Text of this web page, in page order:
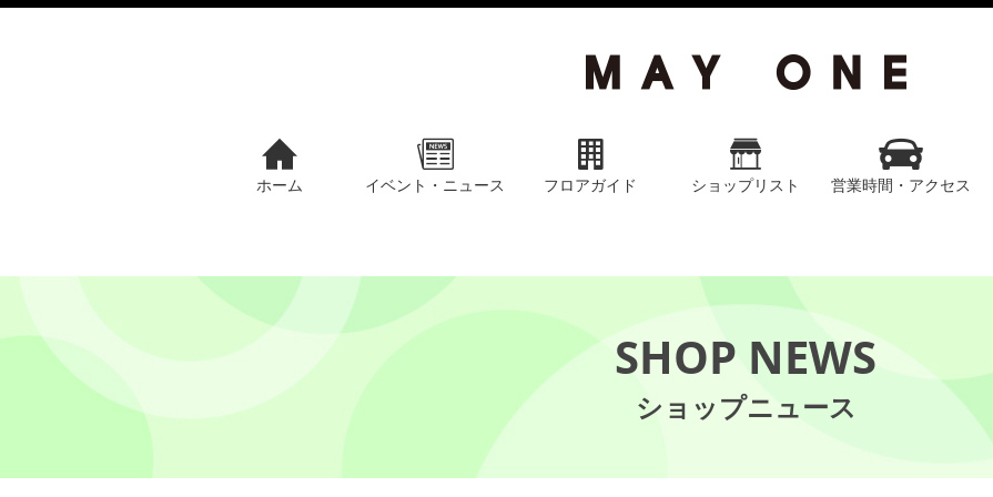
ホーム イベント・ニュース フロアガイド ショップリスト 営業時間・アクセス
SHOP NEWS